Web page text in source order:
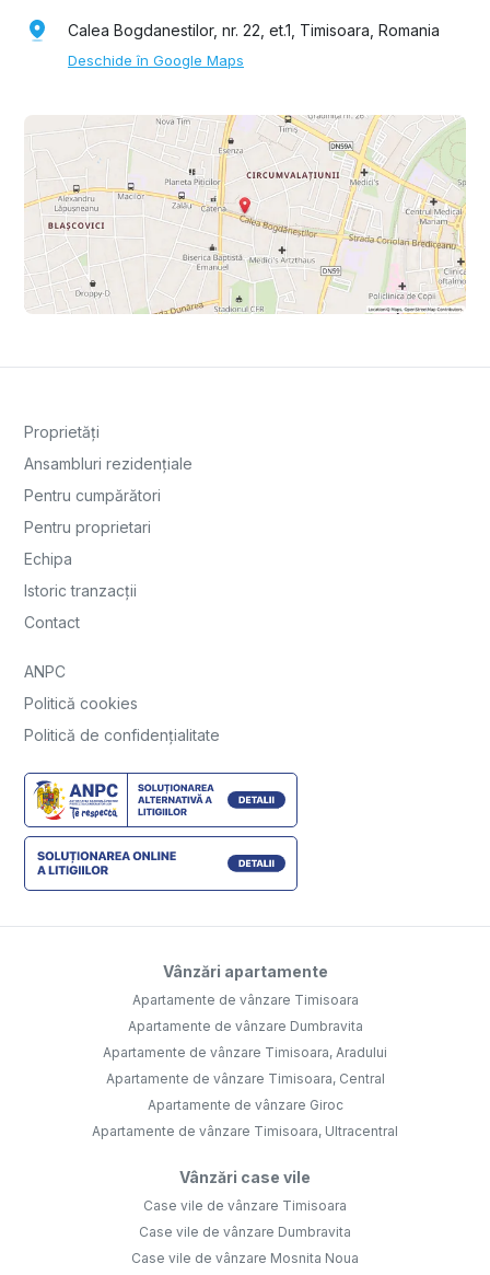
Calea Bogdanestilor, nr. 22, et.1, Timisoara, Romania
Deschide în Google Maps
Proprietăți
Ansambluri rezidențiale
Pentru cumpărători
Pentru proprietari
Echipa
Istoric tranzacții
Contact
ANPC
Politică cookies
Politică de confidențialitate
Vânzări apartamente
Apartamente de vânzare Timisoara
Apartamente de vânzare Dumbravita
Apartamente de vânzare Timisoara, Aradului
Apartamente de vânzare Timisoara, Central
Apartamente de vânzare Giroc
Apartamente de vânzare Timisoara, Ultracentral
Vânzări case vile
Case vile de vânzare Timisoara
Case vile de vânzare Dumbravita
Case vile de vânzare Mosnita Noua